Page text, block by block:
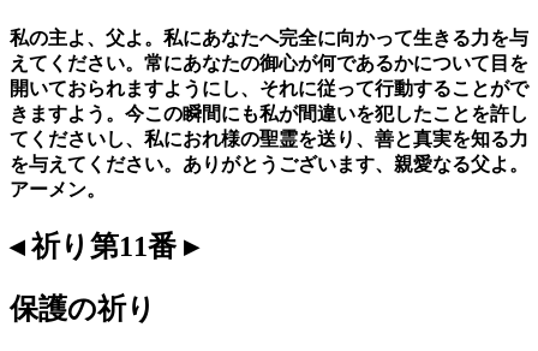
私の主よ、父よ。私にあなたへ完全に向かって生きる力を与
えてください。常にあなたの御心が何であるかについて目を
開いておられますようにし、それに従って行動することがで
きますよう。今この瞬間にも私が間違いを犯したことを許し
てくださいし、私におれ様の聖霊を送り、善と真実を知る力
を与えてください。ありがとうございます、親愛なる父よ。
アーメン。
◂ 祈り第11番 ▸
保護の祈り